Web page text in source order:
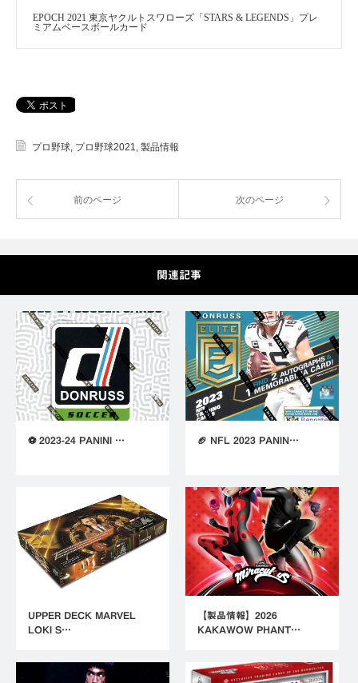
EPOCH 2021 東京ヤクルトスワローズ「STARS & LEGENDS」プレ
ミアムベースボールカード
プロ野球, プロ野球2021, 製品情報
前のページ 次のページ
関連記事
⚽ 2023-24 PANINI … 🏈 NFL 2023 PANIN…
UPPER DECK MARVEL
LOKI S…
【製品情報】2026
KAKAWOW PHANT…